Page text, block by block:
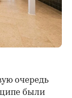
очередь
были